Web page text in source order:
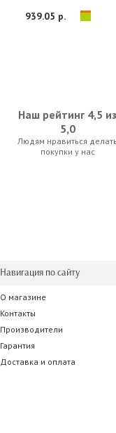
939.05 р.
Boss RC-505
35.00 р.
Наш рейтинг 4,5 из
5,0
Людям нравиться делать
покупки у нас
Навигация по сайту
О магазине
Контакты
Производители
Гарантия
Доставка и оплата